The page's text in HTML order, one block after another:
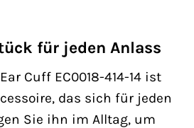
für jeden Anlass
Cuff EC0018-414-14 ist
das sich für jeden
Sie ihn im Alltag, um